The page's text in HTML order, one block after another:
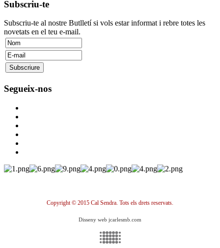
Subscriu-te
Subscriu-te al nostre Butlletí si vols estar informat i rebre totes les
novetats en el teu e-mail.
Segueix-nos
Copyright © 2015 Cal Sendra. Tots els drets reservats.
Disseny web jcarlesmb.com